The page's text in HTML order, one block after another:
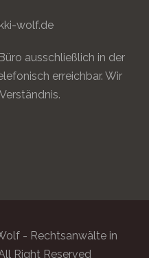
wolf.de
ausschließlich in der
erreichbar. Wir
- Rechtsanwälte in
Right Reserved